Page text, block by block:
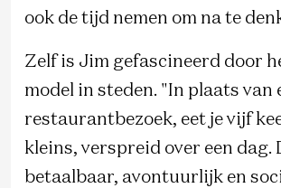
ook de tijd nemen om na te
Zelf is Jim gefascineerd door
model in steden. "In plaats van
restaurantbezoek, eet je vijf
kleins, verspreid over een dag.
betaalbaar, avontuurlijk en